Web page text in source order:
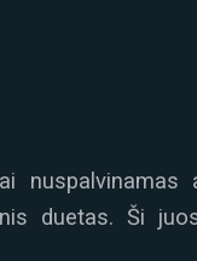
nuspalvinamas
duetas. Ši